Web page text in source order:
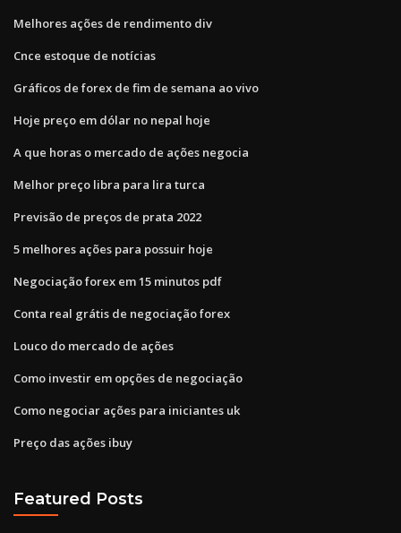
Melhores ações de rendimento div
Cnce estoque de notícias
Gráficos de forex de fim de semana ao vivo
Hoje preço em dólar no nepal hoje
A que horas o mercado de ações negocia
Melhor preço libra para lira turca
Previsão de preços de prata 2022
5 melhores ações para possuir hoje
Negociação forex em 15 minutos pdf
Conta real grátis de negociação forex
Louco do mercado de ações
Como investir em opções de negociação
Como negociar ações para iniciantes uk
Preço das ações ibuy
Featured Posts